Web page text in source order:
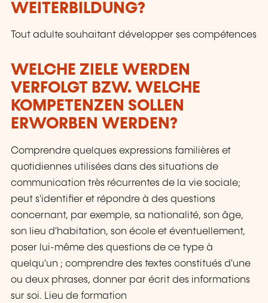
WEITERBILDUNG?
Tout adulte souhaitant développer ses compétences
WELCHE ZIELE WERDEN
VERFOLGT BZW. WELCHE
KOMPETENZEN SOLLEN
ERWORBEN WERDEN?
Comprendre quelques expressions familières et
quotidiennes utilisées dans des situations de
communication très récurrentes de la vie sociale;
peut s'identifier et répondre à des questions
concernant, par exemple, sa nationalité, son âge,
son lieu d'habitation, son école et éventuellement,
poser lui-même des questions de ce type à
quelqu'un ; comprendre des textes constitués d'une
ou deux phrases, donner par écrit des informations
sur soi. Lieu de formation